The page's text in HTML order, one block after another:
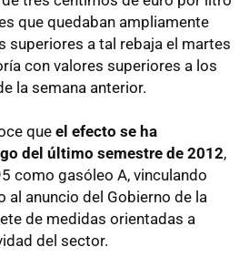
que quedaban ampliamente
superiores a tal rebaja el martes
con valores superiores a los
la semana anterior.
queel efecto se ha
del último semestre de 2012,
como gasóleo A, vinculando
anuncio del Gobierno de la
de medidas orientadas a
del sector.